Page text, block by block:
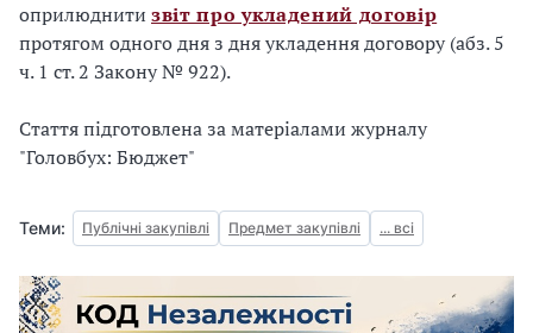
оприлюднити звіт про укладений договір
протягом одного дня з дня укладення договору (абз. 5
ч. 1 ст. 2 Закону № 922).
Стаття підготовлена за матеріалами журналу
"Головбух: Бюджет"
Теми: Публічні закупівлі Предмет закупівлі ... всі